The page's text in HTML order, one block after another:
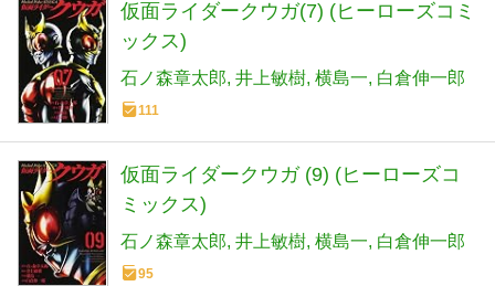
仮面ライダークウガ(7) (ヒーローズコミ
ックス)
石ノ森章太郎 井上敏樹 横島一 白倉伸一郎
111
仮面ライダークウガ (9) (ヒーローズコ
ミックス)
石ノ森章太郎 井上敏樹 横島一 白倉伸一郎
95